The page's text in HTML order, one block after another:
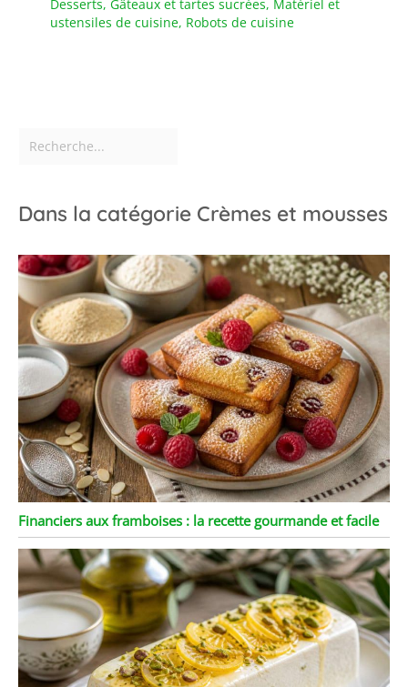
pour gagner de la place
et faciles à transporter
Desserts, Gâteaux et tartes sucrées, Matériel et
ustensiles de cuisine, Robots de cuisine
Dans la catégorie Crèmes et mousses
Financiers aux framboises : la recette gourmande et facile